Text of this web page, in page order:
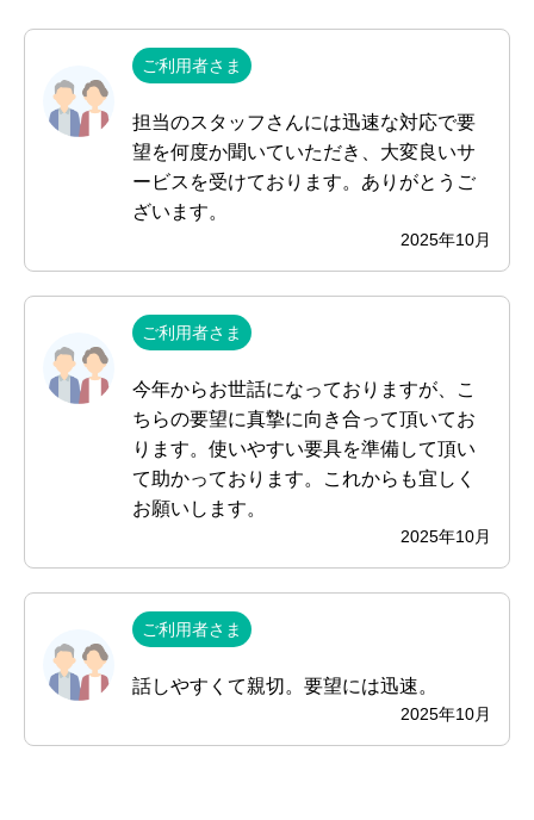
ご利用者さま
担当のスタッフさんには迅速な対応で要
望を何度か聞いていただき、大変良いサ
ービスを受けております。ありがとうご
ざいます。
2025年10月
ご利用者さま
今年からお世話になっておりますが、こ
ちらの要望に真摯に向き合って頂いてお
ります。使いやすい要具を準備して頂い
て助かっております。これからも宜しく
お願いします。
2025年10月
ご利用者さま
話しやすくて親切。要望には迅速。
2025年10月